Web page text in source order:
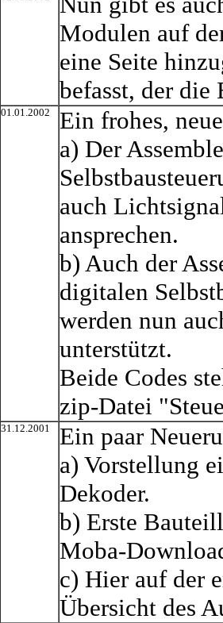
Modulen auf
eine Seite
befasst, der die
01.01.2002
Ein frohes,
a) Der
auch
ansprechen.
b) Auch der
digitalen
werden nun
unterstützt.
Beide Codes
zip-Datei
31.12.2001
Ein paar
a) Vorstellung
Dekoder.
b) Erste
Moba-
c) Hier auf der
Übersicht des